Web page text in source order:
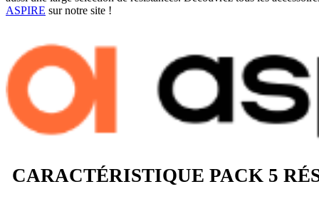
ASPIRE sur notre site !
CARACTÉRISTIQUE PACK 5